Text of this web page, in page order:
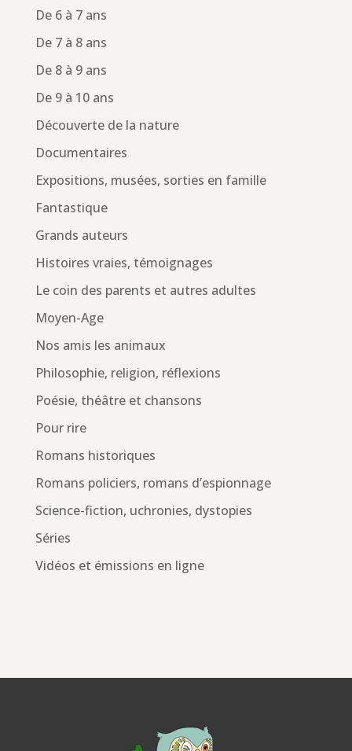
De 6 à 7 ans
De 7 à 8 ans
De 8 à 9 ans
De 9 à 10 ans
Découverte de la nature
Documentaires
Expositions, musées, sorties en famille
Fantastique
Grands auteurs
Histoires vraies, témoignages
Le coin des parents et autres adultes
Moyen-Age
Nos amis les animaux
Philosophie, religion, réflexions
Poésie, théâtre et chansons
Pour rire
Romans historiques
Romans policiers, romans d’espionnage
Science-fiction, uchronies, dystopies
Séries
Vidéos et émissions en ligne